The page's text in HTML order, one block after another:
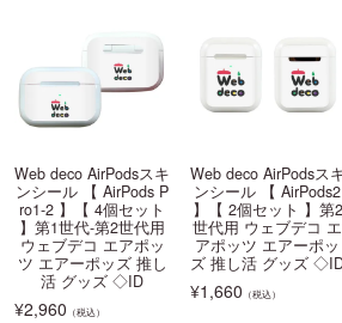
Web deco AirPodsスキ
ンシール 【 AirPods P
ro1-2 】【 4個セット
】第1世代-第2世代用
ウェブデコ エアポッ
ツ エアーポッズ 推し
活 グッズ ◇ID
¥2,960 （税込）
Web deco AirPodsス
ンシール 【 AirPods2
】【 2個セット 】第2
世代用 ウェブデコ エ
アポッツ エアーポッ
ズ 推し活 グッズ
¥1,660 （税込）